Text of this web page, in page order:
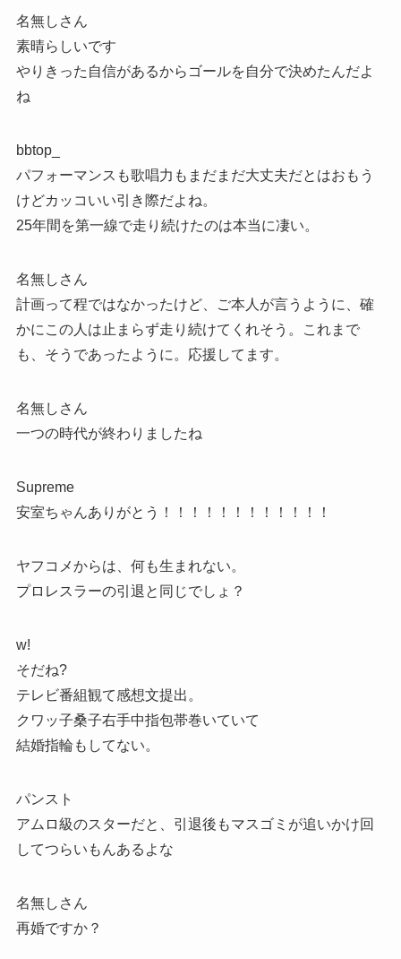
名無しさん
素晴らしいです
やりきった自信があるからゴールを自分で決めたんだよ
ね
bbtop_
パフォーマンスも歌唱力もまだまだ大丈夫だとはおもう
けどカッコいい引き際だよね。
25年間を第一線で走り続けたのは本当に凄い。
名無しさん
計画って程ではなかったけど、ご本人が言うように、確
かにこの人は止まらず走り続けてくれそう。これまで
も、そうであったように。応援してます。
名無しさん
一つの時代が終わりましたね
Supreme
安室ちゃんありがとう！！！！！！！！！！！！
ヤフコメからは、何も生まれない。
プロレスラーの引退と同じでしょ？
w!
そだね?
テレビ番組観て感想文提出。
クワッ子桑子右手中指包帯巻いていて
結婚指輪もしてない。
パンスト
アムロ級のスターだと、引退後もマスゴミが追いかけ回
してつらいもんあるよな
名無しさん
再婚ですか？